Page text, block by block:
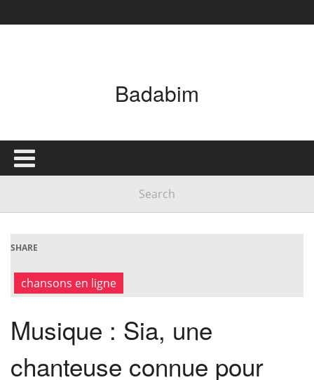
Badabim
SHARE
chansons en ligne
Musique : Sia, une
chanteuse connue pour